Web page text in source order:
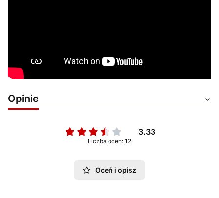
Opinie
3.33
Liczba ocen: 12
Oceń i opisz